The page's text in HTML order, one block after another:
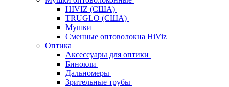
HIVIZ (США)
TRUGLO (США)
Мушки
Сменные оптоволокна HiViz
Оптика
Аксессуары для оптики
Бинокли
Дальномеры
Зрительные трубы